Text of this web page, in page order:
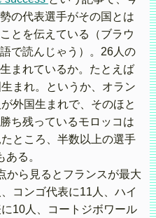
の代表選手がその国とは
とを伝えている（ブラウ
で読んじゃう）。26人の
まれているか。たとえば
まれ。というか、オラン
外国生まれで、そのほと
ち残っているモロッコは
ところ、半数以上の選手
る。
から見るとフランスが最大
コンゴ代表に11人、ハイ
10人、コートジボワール